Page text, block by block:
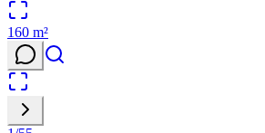
160 m²